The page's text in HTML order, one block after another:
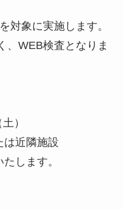
象に実施します。
WEB検査となりま
）
近隣施設
します。